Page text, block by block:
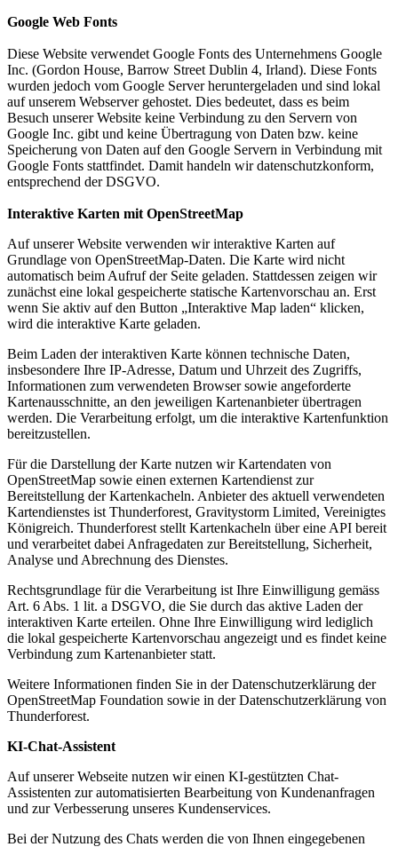
Google Web Fonts
Diese Website verwendet Google Fonts des Unternehmens Google
Inc. (Gordon House, Barrow Street Dublin 4, Irland). Diese Fonts
wurden jedoch vom Google Server heruntergeladen und sind lokal
auf unserem Webserver gehostet. Dies bedeutet, dass es beim
Besuch unserer Website keine Verbindung zu den Servern von
Google Inc. gibt und keine Übertragung von Daten bzw. keine
Speicherung von Daten auf den Google Servern in Verbindung mit
Google Fonts stattfindet. Damit handeln wir datenschutzkonform,
entsprechend der DSGVO.
Interaktive Karten mit OpenStreetMap
Auf unserer Website verwenden wir interaktive Karten auf
Grundlage von OpenStreetMap-Daten. Die Karte wird nicht
automatisch beim Aufruf der Seite geladen. Stattdessen zeigen wir
zunächst eine lokal gespeicherte statische Kartenvorschau an. Erst
wenn Sie aktiv auf den Button „Interaktive Map laden“ klicken,
wird die interaktive Karte geladen.
Beim Laden der interaktiven Karte können technische Daten,
insbesondere Ihre IP-Adresse, Datum und Uhrzeit des Zugriffs,
Informationen zum verwendeten Browser sowie angeforderte
Kartenausschnitte, an den jeweiligen Kartenanbieter übertragen
werden. Die Verarbeitung erfolgt, um die interaktive Kartenfunktion
bereitzustellen.
Für die Darstellung der Karte nutzen wir Kartendaten von
OpenStreetMap sowie einen externen Kartendienst zur
Bereitstellung der Kartenkacheln. Anbieter des aktuell verwendeten
Kartendienstes ist Thunderforest, Gravitystorm Limited, Vereinigtes
Königreich. Thunderforest stellt Kartenkacheln über eine API bereit
und verarbeitet dabei Anfragedaten zur Bereitstellung, Sicherheit,
Analyse und Abrechnung des Dienstes.
Rechtsgrundlage für die Verarbeitung ist Ihre Einwilligung gemäss
Art. 6 Abs. 1 lit. a DSGVO, die Sie durch das aktive Laden der
interaktiven Karte erteilen. Ohne Ihre Einwilligung wird lediglich
die lokal gespeicherte Kartenvorschau angezeigt und es findet keine
Verbindung zum Kartenanbieter statt.
Weitere Informationen finden Sie in der Datenschutzerklärung der
OpenStreetMap Foundation sowie in der Datenschutzerklärung von
Thunderforest.
KI-Chat-Assistent
Auf unserer Webseite nutzen wir einen KI-gestützten Chat-
Assistenten zur automatisierten Bearbeitung von Kundenanfragen
und zur Verbesserung unseres Kundenservices.
Bei der Nutzung des Chats werden die von Ihnen eingegebenen